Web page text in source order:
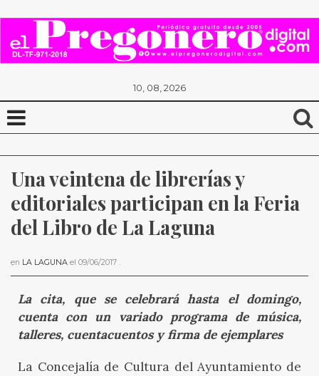
10, 08, 2026
Una veintena de librerías y
editoriales participan en la Feria
del Libro de La Laguna
en LA LAGUNA el 09/06/2017 .
La cita, que se celebrará hasta el domingo,
cuenta con un variado programa de música,
talleres, cuentacuentos y firma de ejemplares
La Concejalía de Cultura del Ayuntamiento de